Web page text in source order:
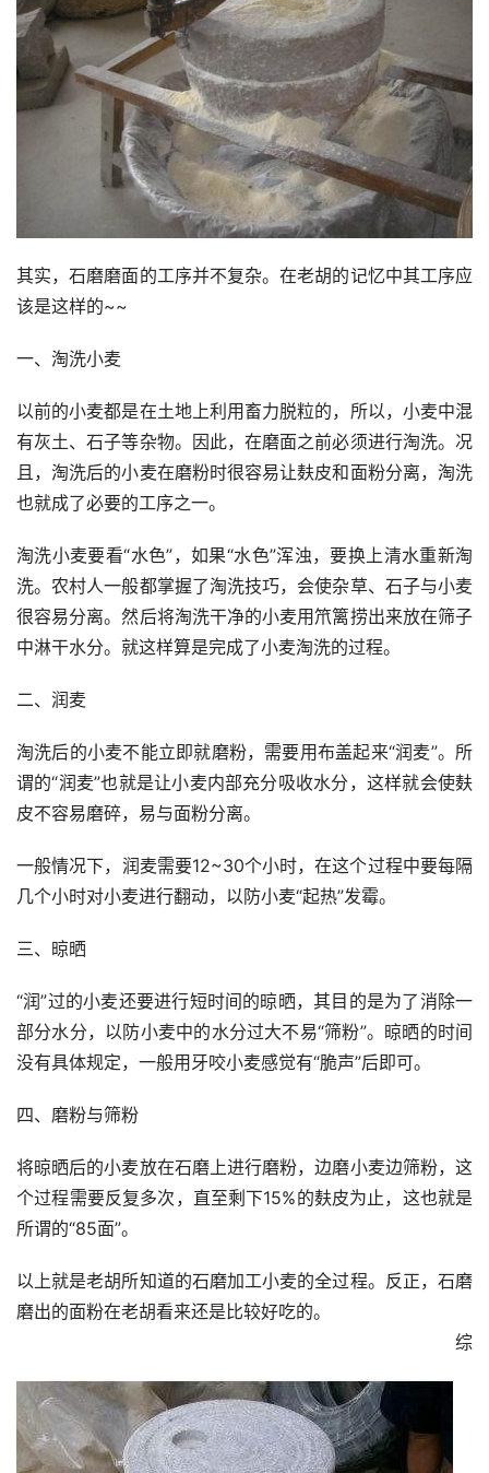
其实，石磨磨面的工序并不复杂。在老胡的记忆中其工序应
该是这样的~~
一、淘洗小麦
以前的小麦都是在土地上利用畜力脱粒的，所以，小麦中混
有灰土、石子等杂物。因此，在磨面之前必须进行淘洗。况
且，淘洗后的小麦在磨粉时很容易让麸皮和面粉分离，淘洗
也就成了必要的工序之一。
淘洗小麦要看“水色”，如果“水色”浑浊，要换上清水重新淘
洗。农村人一般都掌握了淘洗技巧，会使杂草、石子与小麦
很容易分离。然后将淘洗干净的小麦用笊篱捞出来放在筛子
中淋干水分。就这样算是完成了小麦淘洗的过程。
二、润麦
淘洗后的小麦不能立即就磨粉，需要用布盖起来“润麦”。所
谓的“润麦”也就是让小麦内部充分吸收水分，这样就会使麸
皮不容易磨碎，易与面粉分离。
一般情况下，润麦需要12~30个小时，在这个过程中要每隔
几个小时对小麦进行翻动，以防小麦“起热”发霉。
三、晾晒
“润”过的小麦还要进行短时间的晾晒，其目的是为了消除一
部分水分，以防小麦中的水分过大不易“筛粉”。晾晒的时间
没有具体规定，一般用牙咬小麦感觉有“脆声”后即可。
四、磨粉与筛粉
将晾晒后的小麦放在石磨上进行磨粉，边磨小麦边筛粉，这
个过程需要反复多次，直至剩下15%的麸皮为止，这也就是
所谓的“85面”。
以上就是老胡所知道的石磨加工小麦的全过程。反正，石磨
磨出的面粉在老胡看来还是比较好吃的。
综